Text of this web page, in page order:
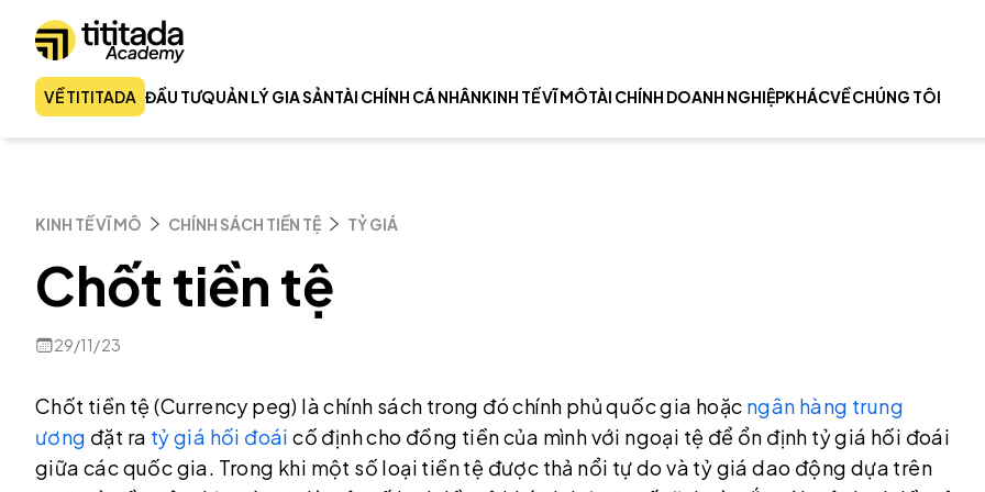
VỀ TITITADA ĐẦU TƯQUẢN LÝ GIA SẢNTÀI CHÍNH CÁ NHÂNKINH TẾ VĨ MÔTÀI CHÍNH DOANH NGHIỆPKHÁCVỀ CHÚNG TÔI
KINH TẾ VĨ MÔ CHÍNH SÁCH TIỀN TỆ TỶ GIÁ
Chốt tiền tệ
29/11/23
Chốt tiền tệ (Currency peg) là chính sách trong đó chính phủ quốc gia hoặc ngân hàng trung
ương đặt ra tỷ giá hối đoáicố định cho đồng tiền của mình với ngoại tệ để ổn định tỷ giá hối đoái
giữa các quốc gia. Trong khi một số loại tiền tệ được thả nổi tự do và tỷ giá dao động dựa trên